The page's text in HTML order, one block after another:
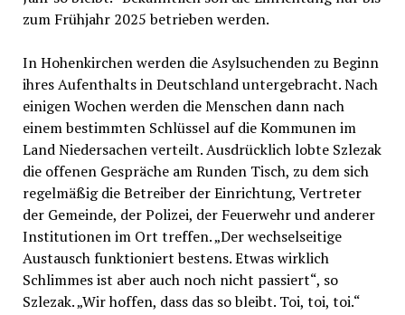
zum Frühjahr 2025 betrieben werden.
In Hohenkirchen werden die Asylsuchenden zu Beginn
ihres Aufenthalts in Deutschland untergebracht. Nach
einigen Wochen werden die Menschen dann nach
einem bestimmten Schlüssel auf die Kommunen im
Land Niedersachen verteilt. Ausdrücklich lobte Szlezak
die offenen Gespräche am Runden Tisch, zu dem sich
regelmäßig die Betreiber der Einrichtung, Vertreter
der Gemeinde, der Polizei, der Feuerwehr und anderer
Institutionen im Ort treffen. „Der wechselseitige
Austausch funktioniert bestens. Etwas wirklich
Schlimmes ist aber auch noch nicht passiert“, so
Szlezak. „Wir hoffen, dass das so bleibt. Toi, toi, toi.“